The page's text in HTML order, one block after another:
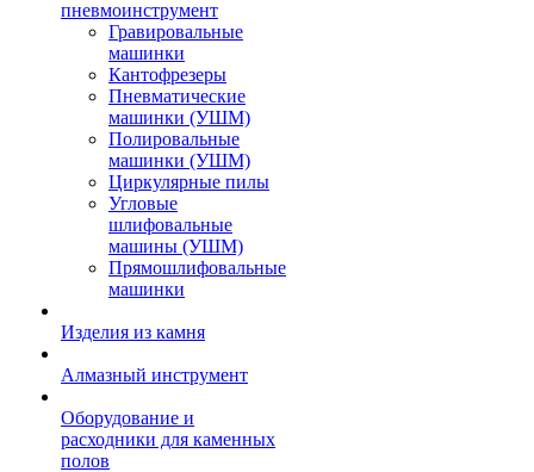
пневмоинструмент
Гравировальные
машинки
Кантофрезеры
Пневматические
машинки (УШМ)
Полировальные
машинки (УШМ)
Циркулярные пилы
Угловые
шлифовальные
машины (УШМ)
Прямошлифовальные
машинки
Изделия из камня
Алмазный инструмент
Оборудование и
расходники для каменных
полов